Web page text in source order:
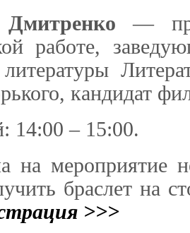
—
работе,
кандидат
14:00 – 15:00.
на мероприятие
браслет на
>>>